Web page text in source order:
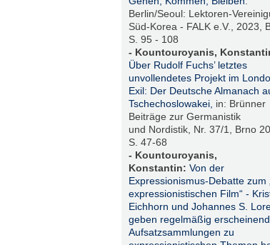
Berlin/Seoul: Lektoren-
Süd-Korea - FALK e.V., 2023,
S. 95 - 108
- Kountouroyanis,
Über Rudolf Fuchs’ letztes
unvollendetes Projekt im
Exil: Der Deutsche Almanach
Tschechoslowakei, in: Brünner
Beiträge zur Germanistik
und Nordistik, Nr. 37/1, Brno
S. 47-68
- Kountouroyanis,
Konstantin: Von der
Expressionismus-Debatte zum
expressionistischen Film“ -
Eichhorn und Johannes S.
geben regelmäßig
Aufsatzsammlungen zu